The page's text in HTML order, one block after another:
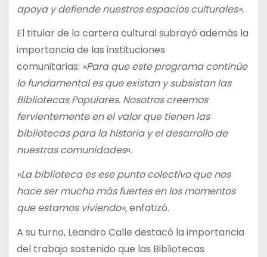
apoya y defiende nuestros espacios culturales».
El titular de la cartera cultural subrayó además la
importancia de las instituciones
comunitarias: «Para que este programa continúe
lo fundamental es que existan y subsistan las
Bibliotecas Populares. Nosotros creemos
fervientemente en el valor que tienen las
bibliotecas para la historia y el desarrollo de
nuestras comunidades«.
«La biblioteca es ese punto colectivo que nos
hace ser mucho más fuertes en los momentos
que estamos viviendo»,enfatizó.
A su turno, Leandro Calle destacó la importancia
del trabajo sostenido que las Bibliotecas